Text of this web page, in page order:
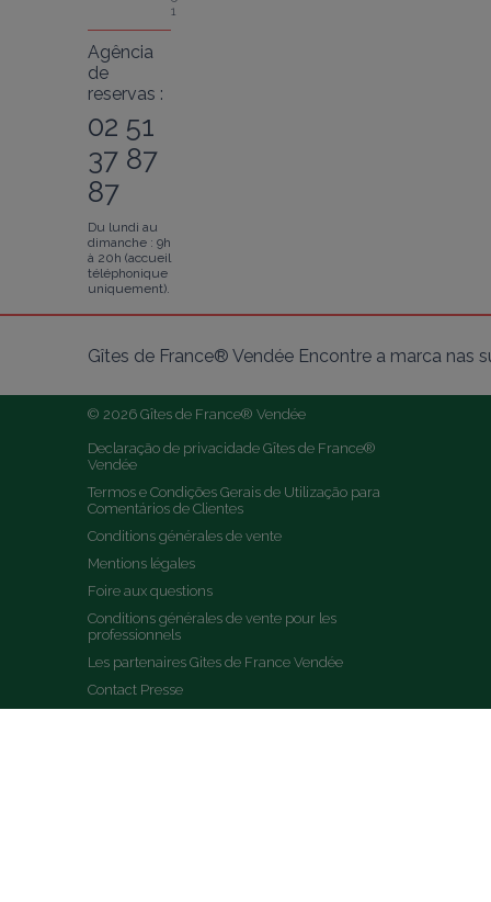
1
Agência
de
reservas :
02 51
37 87
87
Du lundi au
dimanche : 9h
à 20h (accueil
téléphonique
uniquement).
Gîtes de France® Vendée Encontre a marca nas
© 2026 Gîtes de France® Vendée
Declaração de privacidade Gîtes de France®
Vendée
Termos e Condições Gerais de Utilização para
Comentários de Clientes
Conditions générales de vente
Mentions légales
Foire aux questions
Conditions générales de vente pour les
professionnels
Les partenaires Gites de France Vendée
Contact Presse